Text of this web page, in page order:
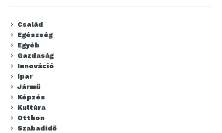
Család
Egészség
Egyéb
Gazdaság
Innováció
Ipar
Jármű
Képzés
Kultúra
Otthon
Szabadidő